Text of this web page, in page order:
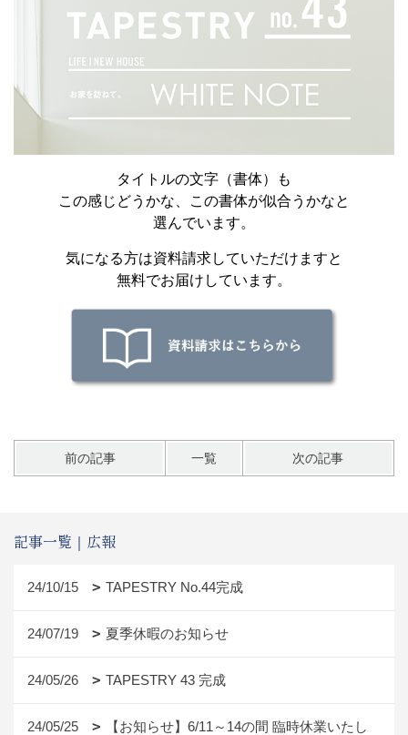
タイトルの文字（書体）も
この感じどうかな、この書体が似合うかなと
選んでいます。
気になる方は資料請求していただけますと
無料でお届けしています。
前の記事 一覧 次の記事
記事一覧｜広報
24/10/15 TAPESTRY No.44完成
24/07/19 夏季休暇のお知らせ
24/05/26 TAPESTRY 43 完成
24/05/25
【お知らせ】6/11～14の間 臨時休業いたし